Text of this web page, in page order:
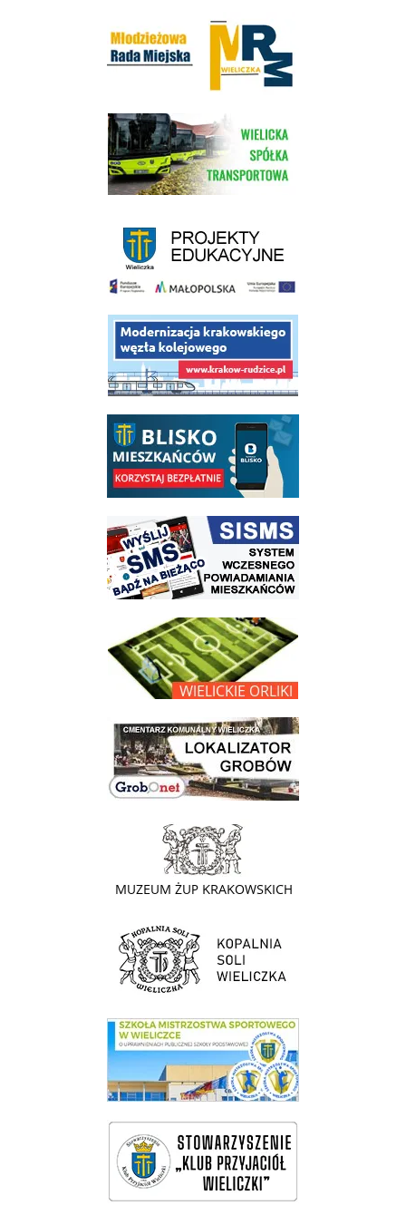
link do strony Wielickiej Spółki Transportowej
link do opisu projektu budowy linii kolejowej Krakow Rudzice
link do opisu aplikacji - BLISKO, Gmina Wieliczka w aplikacji Blisko
link do strony systemu wczesnego ostrzegania mieszkańców SISMS
link do opisu projektu Wielickie Orliki
link do lokalizatora grobów na wielickim cmentarzu - grobnet
link do strony - Muzeum Żup Krakowskich Wieliczka
link do strony Kopalni Soli Wieliczka
link do SMS Wieliczka
wieliczka-wieliczanie na bis